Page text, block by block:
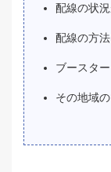
配線の状
配線の方
ブースタ
その地域